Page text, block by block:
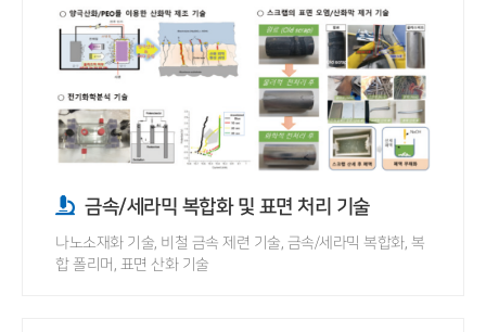
금속/세라믹 복합화 및 표면 처리 기술
나노소재화 기술, 비철 금속 제련 기술, 금속/세라믹 복합화, 복
합 폴리머, 표면 산화 기술